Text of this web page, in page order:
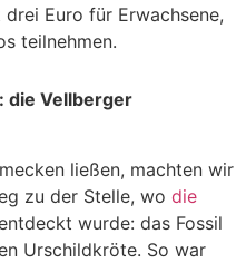
Euro für Erwachsene,
teilnehmen.
die Vellberger
ließen, machten wir
zu der Stelle, wo die
wurde: das Fossil
Urschildkröte. So war